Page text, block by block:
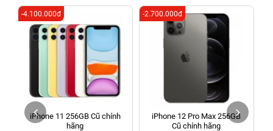
326 Lê Văn Việt, Tăng Nhơn Phú, Hồ Chí Minh (Q.9 TP. Thủ
Đức cũ)
256 Võ Văn Ngân, Thủ Đức, Hồ Chí Minh (Bình Thọ, TP. Thủ
Đức Cũ)
70 Nguyễn An Ninh, Dĩ An, Hồ Chí Minh (Bình Dương Cũ)
24h Vũng Tàu: 162A Ba Cu, Vũng Tàu, Hồ Chí Minh (TP. Vũng
Tàu cũ)
198 Hoàng Văn Thụ, Tân Sơn Nhất, Hồ Chí Minh (Tân Bình
iPhone 11 256GB Cũ chính
hãng
-4.100.000đ
iPhone 12 Pro Max 256GB
Cũ chính hãng
-2.700.000đ